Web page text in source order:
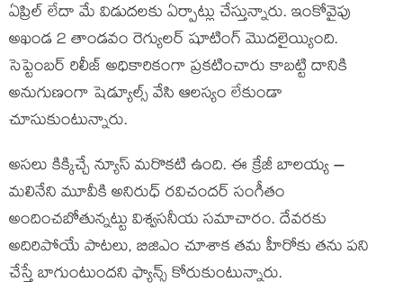
ఏప్రిల్ లేదా మే విడుదలకు ఏర్పాట్లు చేస్తున్నారు. ఇంకోవైపు
అఖండ 2 తాండవం రెగ్యులర్ షూటింగ్ మొదలైయ్యింది.
సెప్టెంబర్ రిలీజ్ అధికారికంగా ప్రకటించారు కాబట్టి దానికి
అనుగుణంగా షెడ్యూల్స్ వేసి ఆలస్యం లేకుండా
చూసుకుంటున్నారు.
అసలు కిక్కిచ్చే న్యూస్ మరొకటి ఉంది. ఈ క్రేజీ బాలయ్య –
మలినేని మూవీకి అనిరుధ్ రవిచందర్ సంగీతం
అందించబోతున్నట్టు విశ్వసనీయ సమాచారం. దేవరకు
అదిరిపోయే పాటలు, బిజిఎం చూశాక తమ హీరోకు తను పని
చేస్తే బాగుంటుందని ఫ్యాన్స్ కోరుకుంటున్నారు.